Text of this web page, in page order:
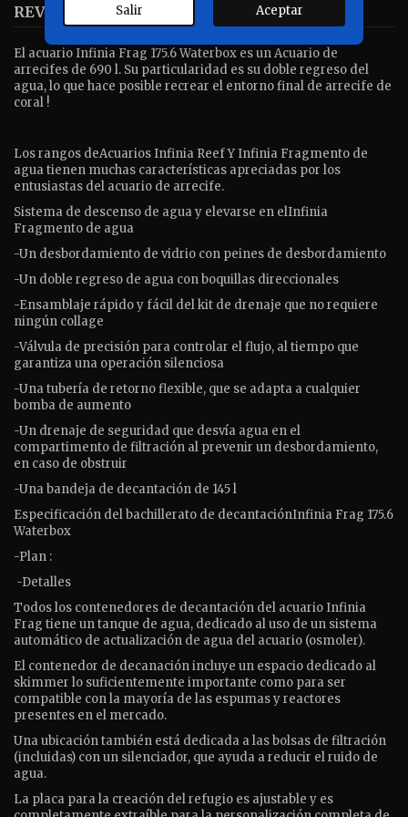
REVIEWS
GPSR
El acuario Infinia Frag 175.6 Waterbox es un Acuario de
arrecifes de 690 l. Su particularidad es su doble regreso del
agua, lo que hace posible recrear el entorno final de arrecife de
coral !
Los rangos deAcuarios Infinia Reef Y Infinia Fragmento de
agua tienen muchas características apreciadas por los
entusiastas del acuario de arrecife.
Sistema de descenso de agua y elevarse en elInfinia
Fragmento de agua
-Un desbordamiento de vidrio con peines de desbordamiento
-Un doble regreso de agua con boquillas direccionales
-Ensamblaje rápido y fácil del kit de drenaje que no requiere
ningún collage
-Válvula de precisión para controlar el flujo, al tiempo que
garantiza una operación silenciosa
-Una tubería de retorno flexible, que se adapta a cualquier
bomba de aumento
-Un drenaje de seguridad que desvía agua en el
compartimento de filtración al prevenir un desbordamiento,
en caso de obstruir
-Una bandeja de decantación de 145 l
Especificación del bachillerato de decantaciónInfinia Frag 175.6
Waterbox
-Plan :
-Detalles
Todos los contenedores de decantación del acuario Infinia
Frag tiene un tanque de agua, dedicado al uso de un sistema
automático de actualización de agua del acuario (osmoler).
El contenedor de decanación incluye un espacio dedicado al
skimmer lo suficientemente importante como para ser
compatible con la mayoría de las espumas y reactores
presentes en el mercado.
Una ubicación también está dedicada a las bolsas de filtración
(incluidas) con un silenciador, que ayuda a reducir el ruido de
agua.
La placa para la creación del refugio es ajustable y es
Salir Aceptar